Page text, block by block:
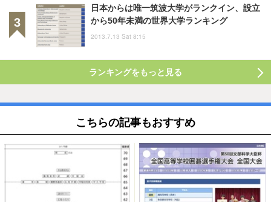
日本からは唯一筑波大学がランクイン、設立
から50年未満の世界大学ランキング
2013.7.13 Sat 8:15
ランキングをもっと見る
こちらの記事もおすすめ